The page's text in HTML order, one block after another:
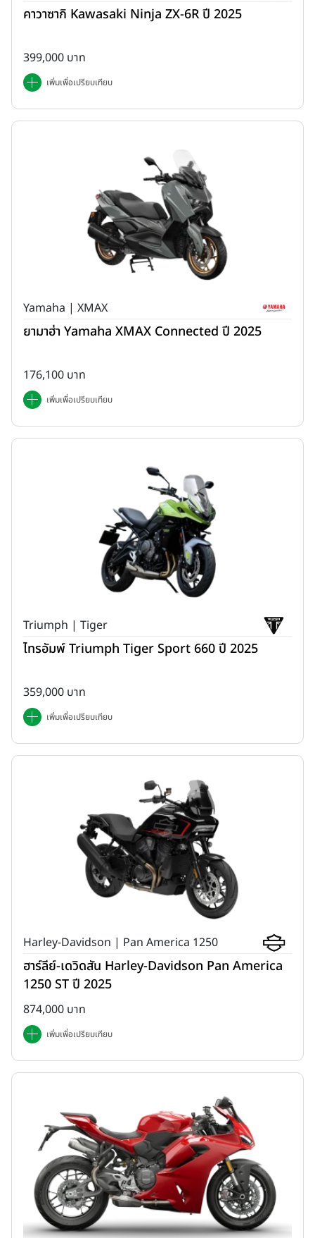
คาวาซากิ Kawasaki Ninja ZX-6R ปี 2025
399,000 บาท
เพิ่มเพื่อเปรียบเทียบ
Yamaha | XMAX
ยามาฮ่า Yamaha XMAX Connected ปี 2025
176,100 บาท
เพิ่มเพื่อเปรียบเทียบ
Triumph | Tiger
ไทรอัมพ์ Triumph Tiger Sport 660 ปี 2025
359,000 บาท
เพิ่มเพื่อเปรียบเทียบ
Harley-Davidson | Pan America 1250
ฮาร์ลีย์-เดวิดสัน Harley-Davidson Pan America
1250 ST ปี 2025
874,000 บาท
เพิ่มเพื่อเปรียบเทียบ